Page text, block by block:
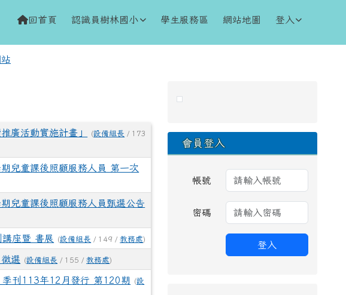
回首頁 認識員樹林國小 學生服務區 網站地圖 登入
廣活動實施計畫」 (設備組長 / 173
兒童課後照顧服務人員 第一次
兒童課後照顧服務人員甄選公告
講座暨 書展 (設備組長 / 149 /教務處)
選 (設備組長 / 155 /教務處)
季刊113年12月發行 第120期 (設
右邊區域內容
會員登入
帳號
密碼
登入